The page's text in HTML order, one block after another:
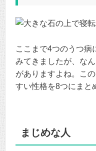
ここまで4つのうつ病
みてきましたが、な
がありますよね。こ
すい性格を8つにまと
まじめな人